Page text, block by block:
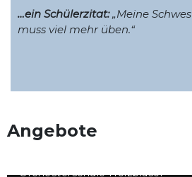
…ein Schülerzitat:„Meine
muss viel mehr üben.“
Angebote
Orchesterschule Holzbläser